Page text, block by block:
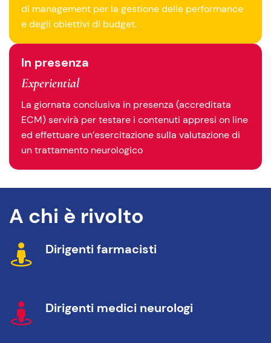
di management per la gestione delle performance
e degli obiettivi di budget.
In presenza
Experiential
La giornata conclusiva in presenza (accreditata
ECM) servirà per testare i contenuti appresi on line
ed effettuare un’esercitazione sulla valutazione di
un trattamento neurologico
A chi è rivolto
Dirigenti farmacisti
Dirigenti medici neurologi